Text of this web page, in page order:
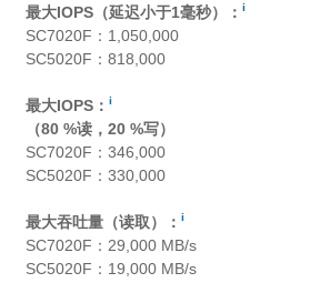
最大IOPS（延迟小于1毫秒）：i
SC7020F：1,050,000
SC5020F：818,000
最大IOPS：i
（80 %读，20 %写）
SC7020F：346,000
SC5020F：330,000
最大吞吐量（读取）：i
SC7020F：29,000 MB/s
SC5020F：19,000 MB/s